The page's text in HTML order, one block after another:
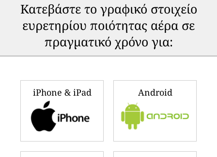
Κατεβάστε το γραφικό στοιχείο
ευρετηρίου ποιότητας αέρα σε
πραγματικό χρόνο για:
iPhone & iPad Android